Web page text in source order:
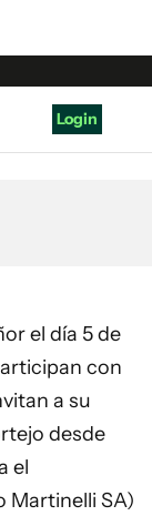
Login
el día 5 de
con
a su
desde
el
Martinelli SA)